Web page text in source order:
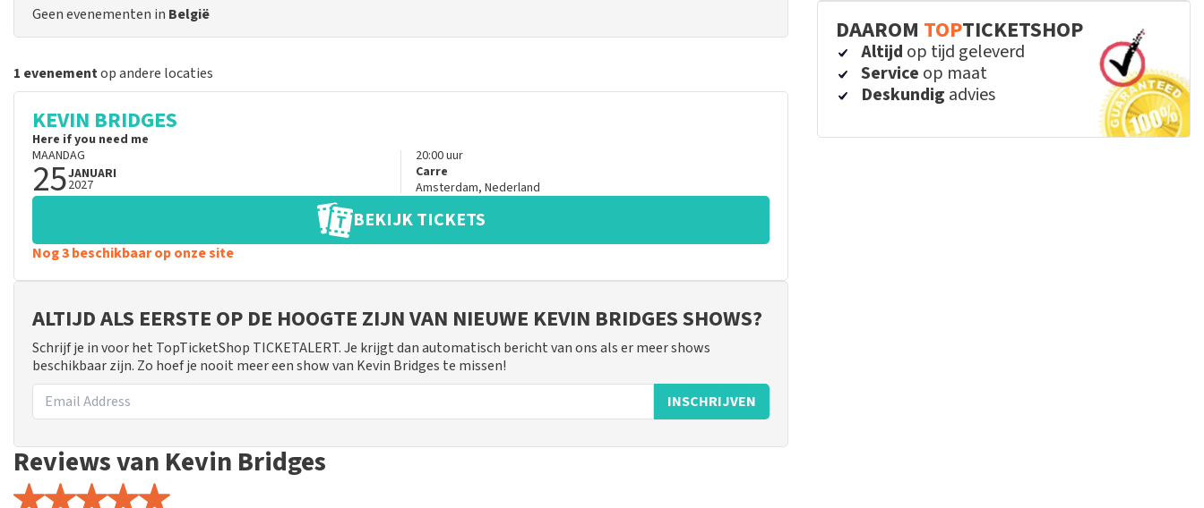
Geen evenementen in België
1 evenementop andere locaties
KEVIN BRIDGES
Here if you need me
MAANDAG
25JANUARI
2027
20:00uur
Carre
Amsterdam, Nederland
BEKIJK TICKETS
Nog 3 beschikbaar op onze site
ALTIJD ALS EERSTE OP DE HOOGTE ZIJN VAN NIEUWE KEVIN BRIDGES SHOWS?
Schrijf je in voor het TopTicketShop TICKETALERT. Je krijgt dan automatisch bericht van ons als er meer shows
beschikbaar zijn. Zo hoef je nooit meer een show van Kevin Bridges te missen!
INSCHRIJVEN
Reviews van Kevin Bridges
DAAROM TOPTICKETSHOP
Altijd op tijd geleverd
Service op maat
Deskundig advies